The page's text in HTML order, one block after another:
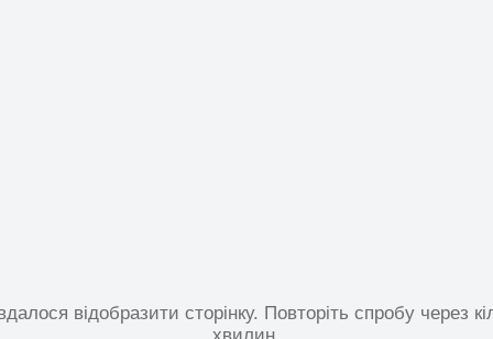
відобразити сторінку. Повторіть спробу через